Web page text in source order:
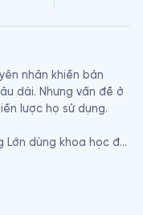
nhân khiến bản
dài. Nhưng vấn đề ở
lược họ sử dụng.
Lớn dùng khoa học để
chiến lược phát
nhỏ tức là hành vi tích